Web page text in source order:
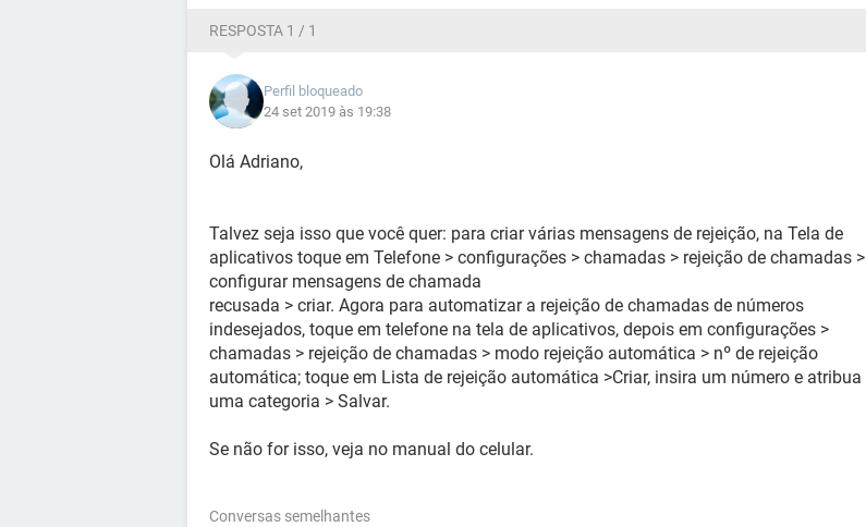
RESPOSTA 1 / 1
Perfil bloqueado
24 set 2019 às 19:38
Olá Adriano,
Talvez seja isso que você quer: para criar várias mensagens de rejeição, na Tela de
aplicativos toque em Telefone > configurações > chamadas > rejeição de chamadas >
configurar mensagens de chamada
recusada > criar. Agora para automatizar a rejeição de chamadas de números
indesejados, toque em telefone na tela de aplicativos, depois em configurações >
chamadas > rejeição de chamadas > modo rejeição automática > nº de rejeição
automática; toque em Lista de rejeição automática >Criar, insira um número e atribua
uma categoria > Salvar.
Se não for isso, veja no manual do celular.
Conversas semelhantes